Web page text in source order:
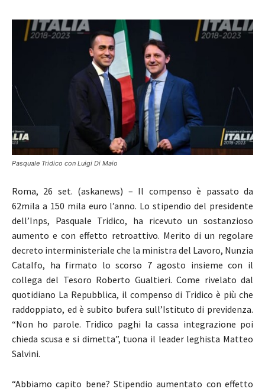
Pasquale Tridico con Luigi Di Maio
Roma, 26 set. (askanews) – Il compenso è passato da
62mila a 150 mila euro l’anno. Lo stipendio del presidente
dell’Inps, Pasquale Tridico, ha ricevuto un sostanzioso
aumento e con effetto retroattivo. Merito di un regolare
decreto interministeriale che la ministra del Lavoro, Nunzia
Catalfo, ha firmato lo scorso 7 agosto insieme con il
collega del Tesoro Roberto Gualtieri. Come rivelato dal
quotidiano La Repubblica, il compenso di Tridico è più che
raddoppiato, ed è subito bufera sull’Istituto di previdenza.
“Non ho parole. Tridico paghi la cassa integrazione poi
chieda scusa e si dimetta”, tuona il leader leghista Matteo
Salvini.
“Abbiamo capito bene? Stipendio aumentato con effetto